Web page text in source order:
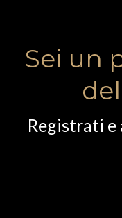
Sei un
Registrati e